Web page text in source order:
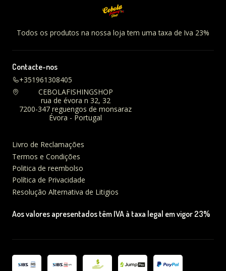
Todos os produtos na nossa loja tem uma taxa de Iva 23%
Contacte-nos
+351961308405
CEBOLAFISHINGSHOP
rua de évora n 32, 32
7200-347 reguengos de monsaraz
Évora - Portugal
Livro de Reclamações
Termos e Condições
Politica de reembolso
Política de Privacidade
Resolução Alternativa de Litigios
Aos valores apresentados têm IVA à taxa legal em vigor 23%